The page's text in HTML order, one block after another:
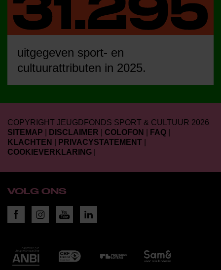
uitgegeven sport- en
cultuurattributen in 2025.
COPYRIGHT JEUGDFONDS SPORT & CULTUUR 2026
SITEMAP
DISCLAIMER COLOFON FAQ
KLACHTEN
PRIVACYSTATEMENT
COOKIEVERKLARING
VOLG ONS